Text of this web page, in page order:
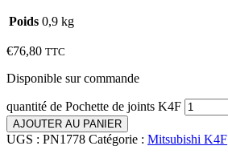
Poids 0,9 kg
€76,80 TTC
Disponible sur commande
quantité de Pochette de joints K4F
AJOUTER AU PANIER
UGS : PN1778 Catégorie : Mitsubishi K4F